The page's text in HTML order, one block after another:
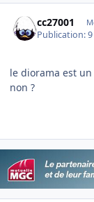
cc27001
Publication:
le diorama est
non ?